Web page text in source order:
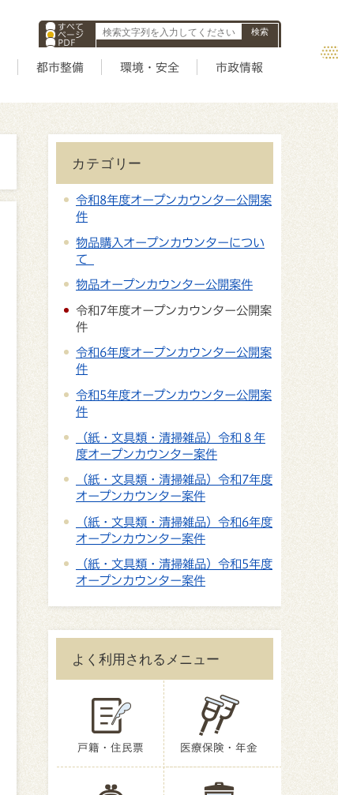
すべて
ページ
PDF
ID
都市整備 環境・安全 市政情報
カテゴリー
令和8年度オープンカウンター公開案
件
物品購入オープンカウンターについ
て
物品オープンカウンター公開案件
令和7年度オープンカウンター公開案
件
令和6年度オープンカウンター公開案
件
令和5年度オープンカウンター公開案
件
（紙・文具類・清掃雑品）令和８年
度オープンカウンター案件
（紙・文具類・清掃雑品）令和7年度
オープンカウンター案件
（紙・文具類・清掃雑品）令和6年度
オープンカウンター案件
（紙・文具類・清掃雑品）令和5年度
オープンカウンター案件
よく利用されるメニュー
戸籍・住民票 医療保険・年金